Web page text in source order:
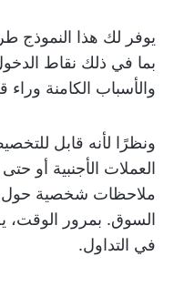
يوفر لك هذا النموذج
بما في ذلك نقاط
والأسباب الكامنة وراء
ونظرًا لأنه قابل
العملات الأجنبية أو
ملاحظات شخصية حول
السوق. بمرور الوقت،
في التداول.